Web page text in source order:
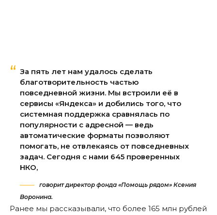
За пять лет нам удалось сделать
благотворительность частью
повседневной жизни. Мы встроили её в
сервисы «Яндекса» и добились того, что
системная поддержка сравнялась по
популярности с адресной — ведь
автоматические форматы позволяют
помогать, не отвлекаясь от повседневных
задач. Сегодня с нами 645 проверенных
НКО,
говорит директор фонда «Помощь рядом» Ксения
Воронина.
Ранее мы рассказывали, что более 165 млн рублей